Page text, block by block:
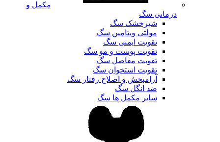
مکمل و
درمانی سگ
شیرخشک سگ
مولتی ویتامین سگ
تقویت ایمنی سگ
تقویت پوست و مو سگ
تقویت مفاصل سگ
تقویت استخوان سگ
آرامبخش و اصلاح رفتار سگ
ضد انگل سگ
سایر مکمل ها سگ